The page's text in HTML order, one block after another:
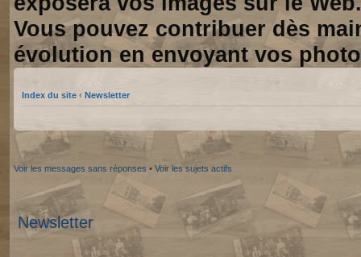
Vous pouvez contribuer dès
évolution en envoyant vos
Index du site ‹ Newsletter
Voir les messages sans réponses • Voir les sujets actifs
Newsletter